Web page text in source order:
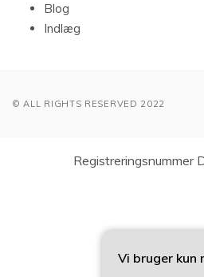
Blog
Indlæg
© ALL RIGHTS RESERVED 2022
Registreringsnummer
Vi bruger kun